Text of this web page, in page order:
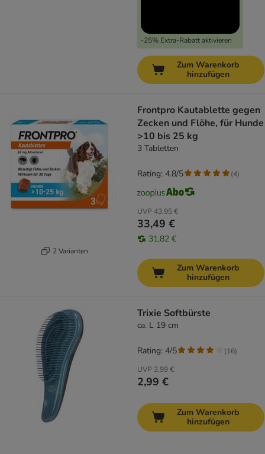
-25% Extra-Rabatt aktivieren
Zum Warenkorb
hinzufügen
2 Varianten
Frontpro Kautablette gegen
Zecken und Flöhe, für Hunde
>10 bis 25 kg
3 Tabletten
UVP 43,95 €
33,49 €
31,82 €
Rating: 4.8/5 (4)
Zum Warenkorb
hinzufügen
Trixie Softbürste
ca. L 19 cm
UVP 3,99 €
2,99 €
Rating: 4/5 (16)
Zum Warenkorb
hinzufügen